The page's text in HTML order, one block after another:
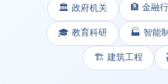
🏛️ 政府机关 🏦 金融
🎓 教育科研 🏭 智能
🏗️ 建筑工程